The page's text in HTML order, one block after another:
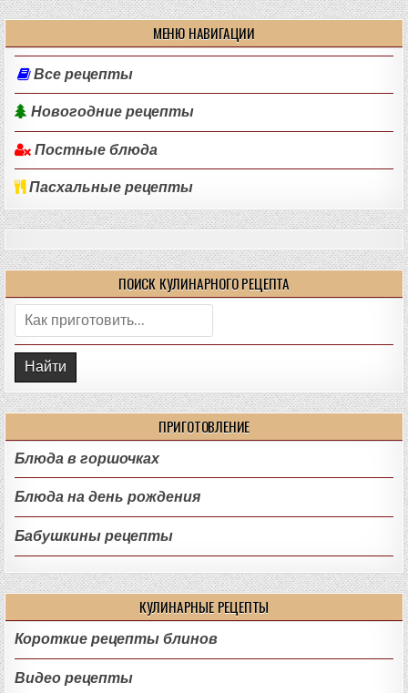
МЕНЮ НАВИГАЦИИ
Все рецепты
Новогодние рецепты
Постные блюда
Пасхальные рецепты
ПОИСК КУЛИНАРНОГО РЕЦЕПТА
Поиск:
ПРИГОТОВЛЕНИЕ
Блюда в горшочках
Блюда на день рождения
Бабушкины рецепты
КУЛИНАРНЫЕ РЕЦЕПТЫ
Короткие рецепты блинов
Видео рецепты